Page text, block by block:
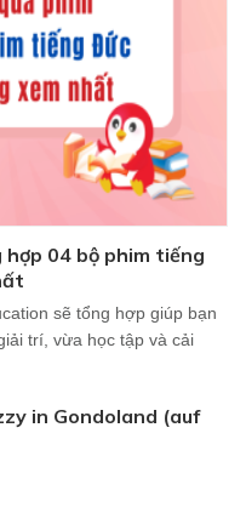
04 bộ phim tiếng
sẽ tổng hợp giúp bạn
trí, vừa học tập và cải
in Gondoland (auf